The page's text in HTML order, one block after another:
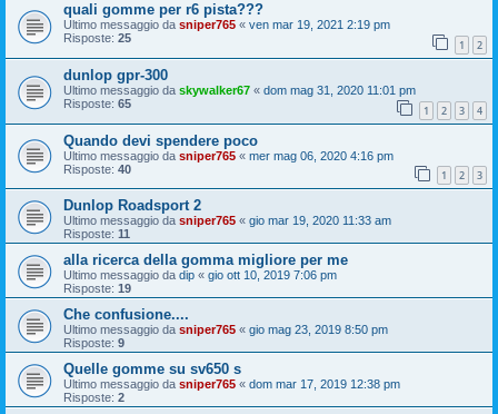
quali gomme per r6 pista???
Ultimo messaggio da sniper765 « ven mar 19, 2021 2:19 pm
Risposte: 25 1 2
dunlop gpr-300
Ultimo messaggio da skywalker67 « dom mag 31, 2020 11:01 pm
Risposte: 65 1 2 3 4
Quando devi spendere poco
Ultimo messaggio da sniper765 « mer mag 06, 2020 4:16 pm
Risposte: 40 1 2 3
Dunlop Roadsport 2
Ultimo messaggio da sniper765 « gio mar 19, 2020 11:33 am
Risposte: 11
alla ricerca della gomma migliore per me
Ultimo messaggio da dip « gio ott 10, 2019 7:06 pm
Risposte: 19
Che confusione....
Ultimo messaggio da sniper765 « gio mag 23, 2019 8:50 pm
Risposte: 9
Quelle gomme su sv650 s
Ultimo messaggio da sniper765 « dom mar 17, 2019 12:38 pm
Risposte: 2